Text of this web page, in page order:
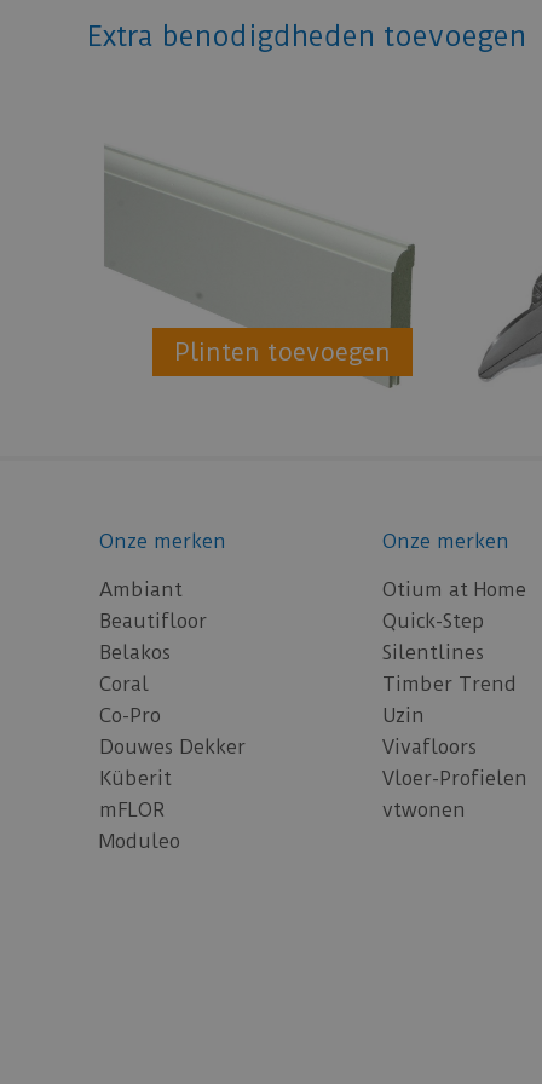
Extra benodigdheden toevoegen
Plinten toevoegen
Onze merken
Ambiant
Beautifloor
Belakos
Coral
Co-Pro
Douwes Dekker
Küberit
mFLOR
Moduleo
Onze merken
Otium at Home
Quick-Step
Silentlines
Timber Trend
Uzin
Vivafloors
Vloer-Profielen
vtwonen